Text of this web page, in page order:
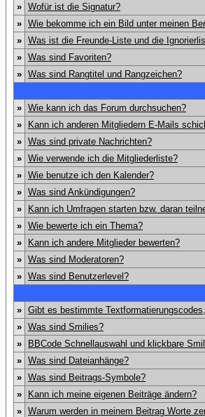
» Wofür ist die Signatur?
» Wie bekomme ich ein Bild unter meinen
» Was ist die Freunde-Liste und die
» Was sind Favoriten?
» Was sind Rangtitel und Rangzeichen?
» Wie kann ich das Forum durchsuchen?
»
Kann ich anderen Mitgliedern E-Mails
» Was sind private Nachrichten?
» Wie verwende ich die Mitgliederliste?
» Wie benutze ich den Kalender?
» Was sind Ankündigungen?
»
Kann ich Umfragen starten bzw. daran
» Wie bewerte ich ein Thema?
»
Kann ich andere Mitglieder bewerten?
» Was sind Moderatoren?
» Was sind Benutzerlevel?
» Gibt es bestimmte
» Was sind Smilies?
»
BBCode Schnellauswahl und klickbare
» Was sind Dateianhänge?
» Was sind Beitrags-Symbole?
»
Kann ich meine eigenen Beiträge ändern?
» Warum werden in meinem Beitrag Worte